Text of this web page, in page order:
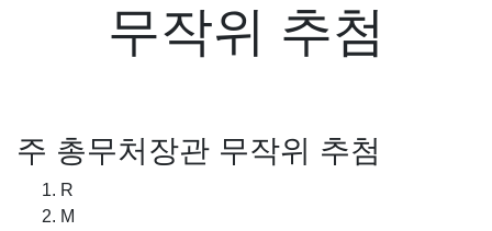
무작위 추첨
주 총무처장관 무작위 추첨
R
M